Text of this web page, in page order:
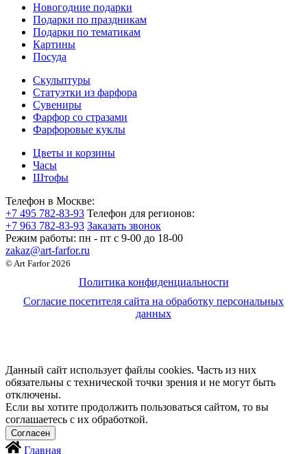
Новогодние подарки
Подарки по праздникам
Подарки по тематикам
Картины
Посуда
Скульптуры
Статуэтки из фарфора
Сувениры
Фарфор со стразами
Фарфоровые куклы
Цветы и корзины
Часы
Штофы
Телефон в Москве:
+7 495 782-83-93 Телефон для регионов:
+7 963 782-83-93 Заказать звонок
Режим работы: пн - пт c 9-00 до 18-00
zakaz@art-farfor.ru
© Art Farfor 2026
Политика конфиденциальности
Согласие посетителя сайта на обработку персональных
данных
Данный сайт использует файлы cookies. Часть из них
обязательны с технической точки зрения и не могут быть
отключены.
Если вы хотите продолжить пользоваться сайтом, то вы
соглашаетесь с их обработкой.
Главная